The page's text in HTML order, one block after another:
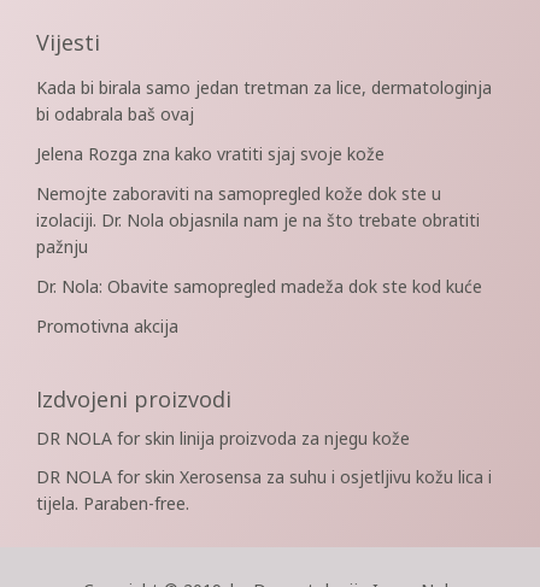
Vijesti
Kada bi birala samo jedan tretman za lice, dermatologinja
bi odabrala baš ovaj
Jelena Rozga zna kako vratiti sjaj svoje kože
Nemojte zaboraviti na samopregled kože dok ste u
izolaciji. Dr. Nola objasnila nam je na što trebate obratiti
pažnju
Dr. Nola: Obavite samopregled madeža dok ste kod kuće
Promotivna akcija
Izdvojeni proizvodi
DR NOLA for skin linija proizvoda za njegu kože
DR NOLA for skin Xerosensa za suhu i osjetljivu kožu lica i
tijela. Paraben-free.